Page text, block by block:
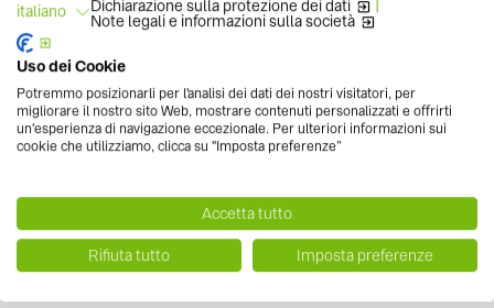
italiano Dichiarazione sulla protezione dei dati |
Note legali e informazioni sulla società
Uso dei Cookie
Potremmo posizionarli per l'analisi dei dati dei nostri visitatori, per
migliorare il nostro sito Web, mostrare contenuti personalizzati e offrirti
un'esperienza di navigazione eccezionale. Per ulteriori informazioni sui
cookie che utilizziamo, clicca su "Imposta preferenze”
Accetta tutto
Rifiuta tutto Imposta preferenze